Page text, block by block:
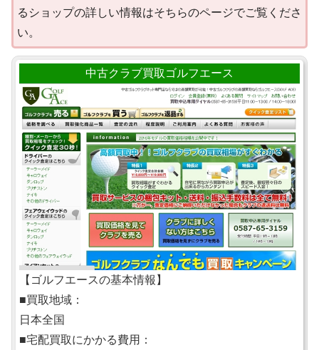
るショップの詳しい情報はそちらのページでご覧くださ
い。
中古クラブ買取ゴルフエース
【ゴルフエースの基本情報】
■買取地域：
日本全国
■宅配買取にかかる費用：